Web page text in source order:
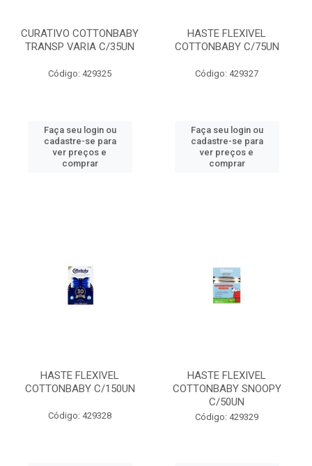
CURATIVO COTTONBABY
TRANSP VARIA C/35UN
Código: 429325
Faça seu login ou
cadastre-se para
ver preços e
comprar
HASTE FLEXIVEL
COTTONBABY C/75UN
Código: 429327
Faça seu login ou
cadastre-se para
ver preços e
comprar
HASTE FLEXIVEL
COTTONBABY C/150UN
Código: 429328
HASTE FLEXIVEL
COTTONBABY SNOOPY
C/50UN
Código: 429329